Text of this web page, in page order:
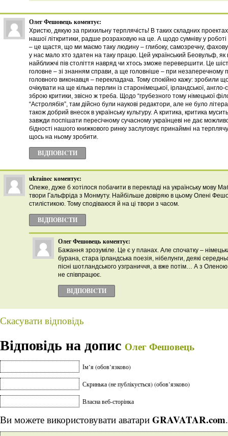
Олег Фешовець коментує:
Христю, дякую за прихильну терплячість! В таких складних
нашої літкритики, радше розраховую на це. А щодо сумніву у
– це щастя, що ми маємо таку людину – глибоку, самозречну,
у нас мало хто здатен на таку працю. Цей український Беовульф,
найближчі пів століття навряд чи хтось зможе перевершити. Це
головне – зі знанням справи, а ще головніше – при незаперечному
головного виконавця – перекладача. Тому спокійно кажу: зробили
очікувати на ще кілька перлин із старонімецької, ірландської,
зброю критики, звісно ж треба. Щодо “грубезного тому німецької
“Астролябія”, там дійсно були наукові редактори, але не було
також добрий внесок в українську культуру. А критика, критика
завжди поспішати пересічному сучасному українцеві не дає
бідності нашого книжкового ринку заслуговує принаймні на
щось на ньому зробити.
ВІДПОВІCТИ
ukrainec коментує:
Олеже, дуже б хотілося побачити в перекладі на українську мову
твори Гальфріда з Монмуту. Найбільше довіряю в цьому Олені
стилістикою. Тому сподіваюся й на ці твори з часом.
ВІДПОВІCТИ
Олег Фешовець коментує:
Бажання зрозуміле. Це є у планах. Але спочатку –
бурана, стара ірландська поезія, нібелунги, деякі
пісні шотландського узграниччя, а вже потім… А з
не співпрацює.
ВІДПОВІCТИ
Скасувати відповідь
Відповідь на допис Олег Фешовець
Ім’я (обов’язково)
Скринька (не публікується) (обов’язково)
Власна веб-сторінка
Ви можете використовувати аватари GRAVATAR.com.